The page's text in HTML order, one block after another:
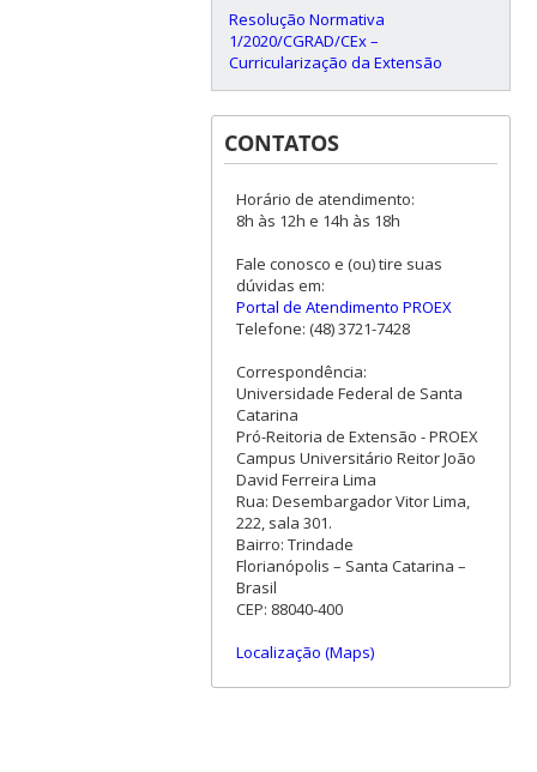
Resolução Normativa
1/2020/CGRAD/CEx –
Curricularização da Extensão
CONTATOS
Horário de atendimento:
8h às 12h e 14h às 18h
Fale conosco e (ou) tire suas
dúvidas em:
Portal de Atendimento PROEX
Telefone: (48) 3721-7428
Correspondência:
Universidade Federal de Santa
Catarina
Pró-Reitoria de Extensão - PROEX
Campus Universitário Reitor João
David Ferreira Lima
Rua: Desembargador Vitor Lima,
222, sala 301.
Bairro: Trindade
Florianópolis – Santa Catarina –
Brasil
CEP: 88040-400
Localização (Maps)